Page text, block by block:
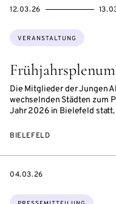
Frühjahrsplenum
Die Mitglieder der Jungen
wechselnden Städten zum
Jahr 2026 in Bielefeld statt.
Themen:
VERANSTALTUNG
EVENTBEGINSON
12.03.26
EVENTENDSON
BIELEFELD
Themen:
DATE
04.03.26